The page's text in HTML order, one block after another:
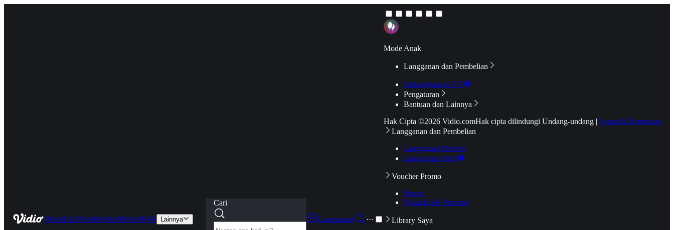
HomeLiveSportsSeriesMoviesKids Lainnya
Cari
Langganan
···
Mode Anak
Langganan dan Pembelian
Hubungkan ke TV
Pengaturan
Bantuan dan Lainnya
Hak Cipta ©2026 Vidio.comHak cipta dilindungi Undang-undang | Syarat & Ketentuan
Langganan dan Pembelian
Langganan Premier
Langganan Aktif
Voucher Promo
Promo
Pakai Kode Voucher
Library Saya